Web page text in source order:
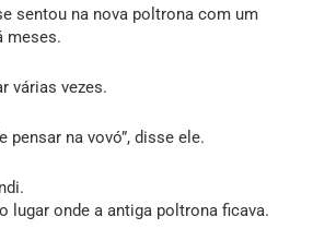
sentou na nova poltrona com um
meses.
várias vezes.
pensar na vovó”, disse ele.
lugar onde a antiga poltrona ficava.